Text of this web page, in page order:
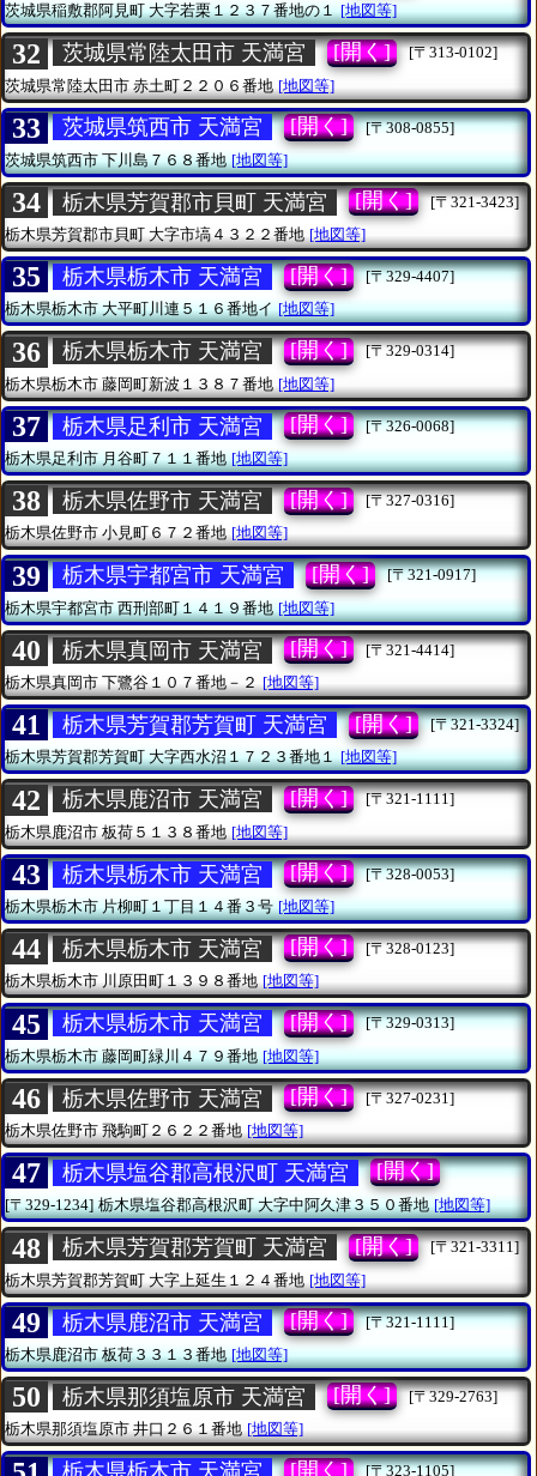
茨城県稲敷郡阿見町大字若栗１２３７番地の１ [地図等]
32 茨城県常陸太田市 天満宮 [開く]
[〒313-0102]
茨城県常陸太田市 赤土町２２０６番地 [地図等]
33 茨城県筑西市 天満宮 [開く]
[〒308-0855]
茨城県筑西市下川島７６８番地 [地図等]
34 栃木県芳賀郡市貝町 天満宮 [開く]
[〒321-3423]
栃木県芳賀郡市貝町大字市塙４３２２番地 [地図等]
35 栃木県栃木市 天満宮 [開く]
[〒329-4407]
栃木県栃木市大平町川連５１６番地イ [地図等]
36 栃木県栃木市 天満宮 [開く]
[〒329-0314]
栃木県栃木市 藤岡町新波１３８７番地 [地図等]
37 栃木県足利市 天満宮 [開く]
[〒326-0068]
栃木県足利市月谷町７１１番地 [地図等]
38 栃木県佐野市 天満宮 [開く]
[〒327-0316]
栃木県佐野市小見町６７２番地 [地図等]
39 栃木県宇都宮市 天満宮 [開く]
[〒321-0917]
栃木県宇都宮市西刑部町１４１９番地 [地図等]
40 栃木県真岡市 天満宮 [開く]
[〒321-4414]
栃木県真岡市下鷺谷１０７番地－２ [地図等]
41 栃木県芳賀郡芳賀町 天満宮 [開く]
[〒321-3324]
栃木県芳賀郡芳賀町大字西水沼１７２３番地１ [地図等]
42 栃木県鹿沼市 天満宮 [開く]
[〒321-1111]
栃木県鹿沼市 板荷５１３８番地 [地図等]
43 栃木県栃木市 天満宮 [開く]
[〒328-0053]
栃木県栃木市片柳町１丁目１４番３号 [地図等]
44 栃木県栃木市 天満宮 [開く]
[〒328-0123]
栃木県栃木市川原田町１３９８番地 [地図等]
45 栃木県栃木市 天満宮 [開く]
[〒329-0313]
栃木県栃木市藤岡町緑川４７９番地 [地図等]
46 栃木県佐野市 天満宮 [開く]
[〒327-0231]
栃木県佐野市飛駒町２６２２番地 [地図等]
47 栃木県塩谷郡高根沢町 天満宮 [開く]
[〒329-1234] 栃木県塩谷郡高根沢町大字中阿久津３５０番地 [地図等]
48 栃木県芳賀郡芳賀町 天満宮 [開く]
[〒321-3311]
栃木県芳賀郡芳賀町 大字上延生１２４番地 [地図等]
49 栃木県鹿沼市 天満宮 [開く]
[〒321-1111]
栃木県鹿沼市板荷３３１３番地 [地図等]
50 栃木県那須塩原市 天満宮 [開く]
[〒329-2763]
栃木県那須塩原市井口２６１番地 [地図等]
[開く] [〒323-1105]